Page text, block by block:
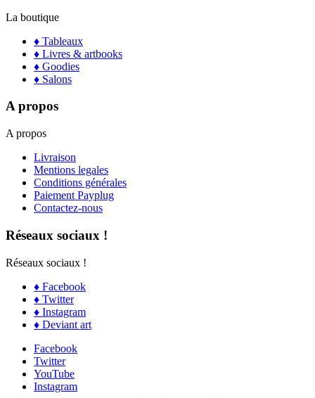
La boutique
♦ Tableaux
♦ Livres & artbooks
♦ Goodies
♦ Salons
A propos
A propos
Livraison
Mentions legales
Conditions générales
Paiement Payplug
Contactez-nous
Réseaux sociaux !
Réseaux sociaux !
♦ Facebook
♦ Twitter
♦ Instagram
♦ Deviant art
Facebook
Twitter
YouTube
Instagram